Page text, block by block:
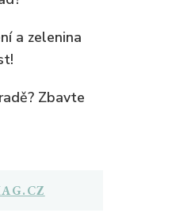
a zelenina
Zbavte